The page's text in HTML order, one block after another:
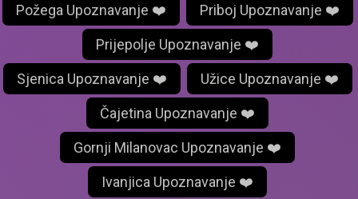
Požega Upoznavanje ❤️ Priboj Upoznavanje ❤️
Prijepolje Upoznavanje ❤️
Sjenica Upoznavanje ❤️ Užice Upoznavanje ❤️
Čajetina Upoznavanje ❤️
Gornji Milanovac Upoznavanje ❤️
Ivanjica Upoznavanje ❤️